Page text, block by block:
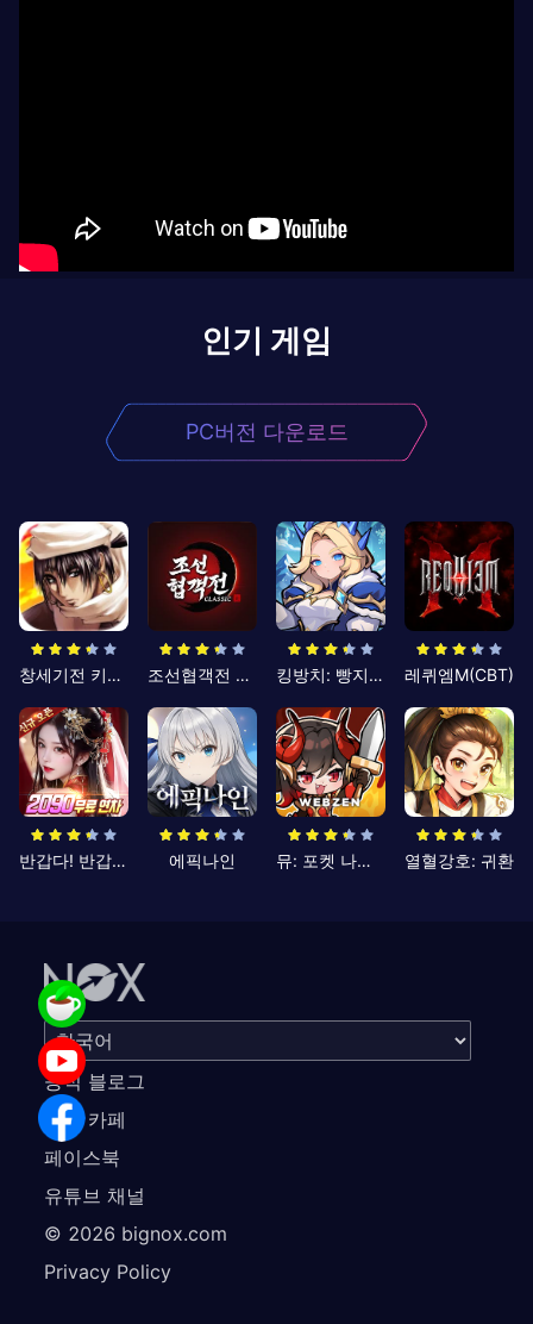
인기 게임
PC버전 다운로드
창세기전 키우기 조선협객전 클래식 킹방치: 빵지의 제왕 레퀴엠M(CBT)
반갑다! 반갑삼국지 에픽나인 뮤: 포켓 나이츠 열혈강호: 귀환
공식 블로그
공식 카페
페이스북
유튜브 채널
© 2026 bignox.com
Privacy Policy